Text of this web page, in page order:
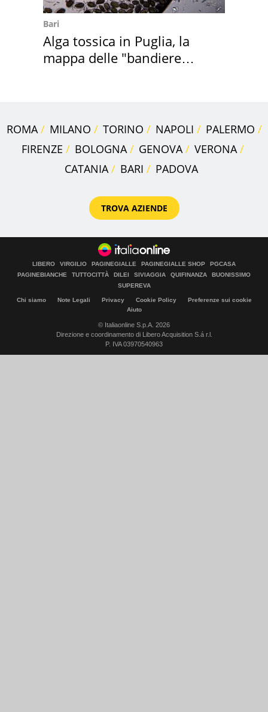
Bari
Alga tossica in Puglia, la
mappa delle "bandiere
ROMA MILANO TORINO NAPOLI
PALERMO
FIRENZE
BOLOGNA GENOVA
VERONA
CATANIA
BARI PADOVA
TROVA AZIENDE
LIBERO VIRGILIO PAGINEGIALLE PAGINEGIALLE SHOP
PGCASA
PAGINEBIANCHE
TUTTOCITTÀ DILEI SIVIAGGIA QUIFINANZA
BUONISSIMO
SUPEREVA
Chi siamo Note Legali Privacy Cookie Policy
Preferenze sui cookie
Aiuto
© Italiaonline S.p.A. 2026
Direzione e coordinamento di Libero Acquisition S.á r.l.
P. IVA 03970540963